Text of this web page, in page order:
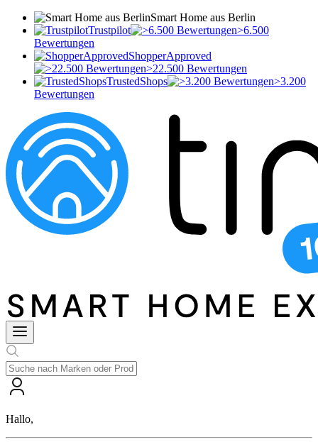
Smart Home aus Berlin
Trustpilot
>6.500
Bewertungen
ShopperApproved
>22.500 Bewertungen
TrustedShops
>3.200
Bewertungen
Hallo,